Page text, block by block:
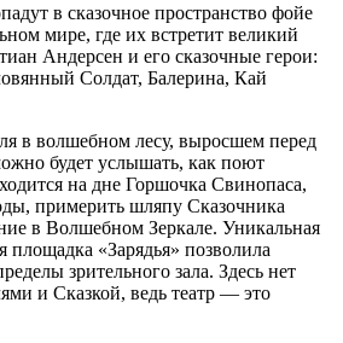
в сказочное пространство фойе
мире, где их встретит великий
Андерсен и его сказочные герои:
Солдат, Балерина, Кай
в волшебном лесу, выросшем перед
будет услышать, как поют
на дне Горшочка Свинопаса,
примерить шляпу Сказочника
в Волшебном Зеркале. Уникальная
площадка «Зарядья» позволила
зрительного зала. Здесь нет
и Сказкой, ведь театр — это